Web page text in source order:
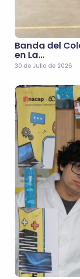
Banda del
en La…
30 de Julio de 2026